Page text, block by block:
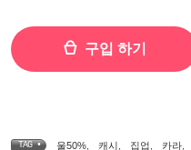
구입 하기
TAG • 울50% 캐시 집업 카라